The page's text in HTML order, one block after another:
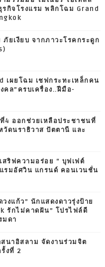
กิจโรงแรม พลิกโฉม Grand
ยเงียบ จากภาวะโรคกระดูก
เผยโฉม เชฟกระทะเหล็กคน
คล”ครบเครื่อง..ฝีมือ-
4 ออกช่วยเหลือประชาชนที่
ดนราธิวาส ปัตตานี และ
สริฟความอร่อย “ บุฟเฟต์
รมอัศวิน แกรนด์ คอนเวนชั่น
งแก้ว” นักแสดงดาวรุ่งป้าย
รักไม่คาดฝัน” โปรไฟล์ดี
มดา
นาอิสลาม จัดงานร่วมจิต
งที่ 2